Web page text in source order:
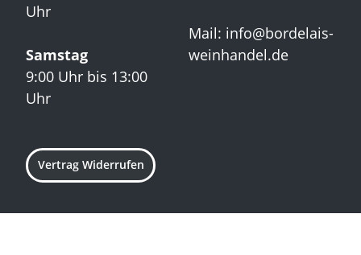
Uhr
Samstag
9:00 Uhr bis 13:00
Uhr
Mail: info@bordelais-
weinhandel.de
Vertrag Widerrufen